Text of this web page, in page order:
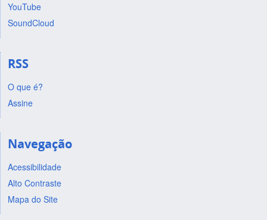
YouTube
SoundCloud
RSS
O que é?
Assine
Navegação
Acessibilidade
Alto Contraste
Mapa do Site